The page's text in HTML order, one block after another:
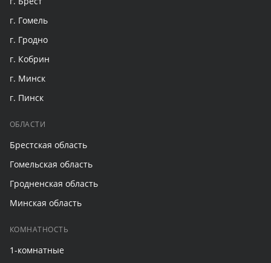
г. Гомель
г. Гродно
г. Кобрин
г. Минск
г. Пинск
ОБЛАСТИ
Брестская область
Гомельская область
Гродненская область
Минская область
КОМНАТНОСТЬ
1-комнатные